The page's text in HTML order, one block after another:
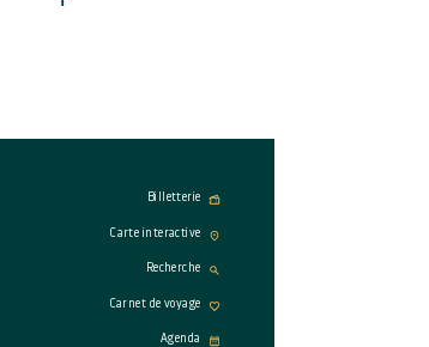
Billetterie
Carte interactive
Recherche
Carnet de voyage
Agenda